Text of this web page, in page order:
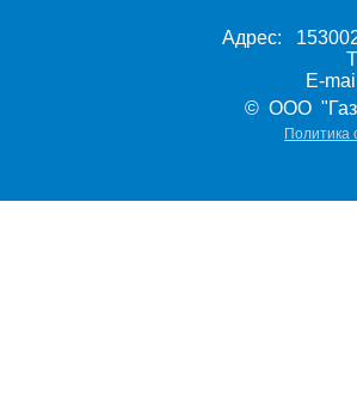
Адрес:
E-
© ООО
Политика